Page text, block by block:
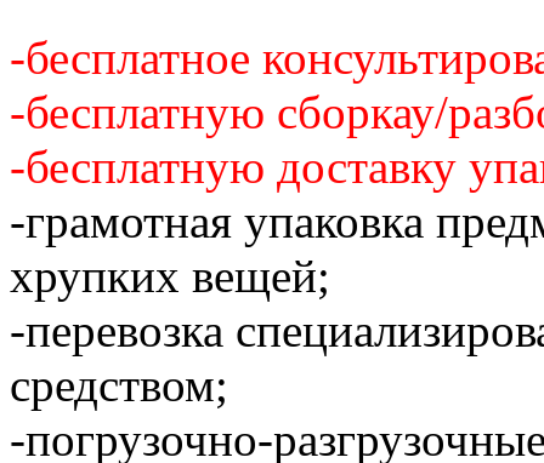
-бесплатное
-бесплатную сборкау/
-бесплатную доставку
-грамотная упаковка
хрупких вещей;
-перевозка
средством;
-погрузочно-